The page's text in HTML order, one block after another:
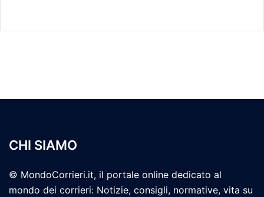
CHI SIAMO
© MondoCorrieri.it, il portale online dedicato al
mondo dei corrieri: Notizie, consigli, normative, vita su